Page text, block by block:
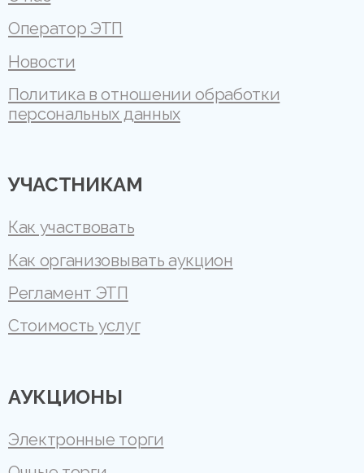
Оператор ЭТП
Новости
Политика в отношении обработки
персональных данных
УЧАСТНИКАМ
Как участвовать
Как организовывать аукцион
Регламент ЭТП
Стоимость услуг
АУКЦИОНЫ
Электронные торги